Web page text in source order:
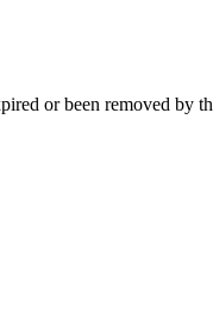
or been removed by